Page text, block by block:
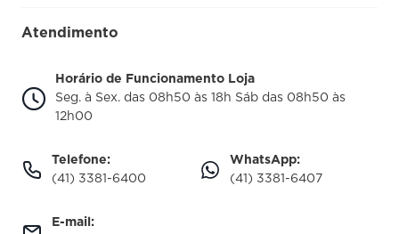
Fale conosco
Nossa loja
Trocas e Devoluções
Política de Entrega
Atendimento
Horário de Funcionamento Loja
Seg. à Sex. das 08h50 às 18h Sáb das 08h50 às
12h00
Telefone:
(41) 3381-6400
WhatsApp:
(41) 3381-6407
E-mail: